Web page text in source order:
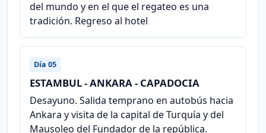
del mundo y en el que el regateo es una
tradición. Regreso al hotel
Día 05
ESTAMBUL - ANKARA - CAPADOCIA
Desayuno. Salida temprano en autobús hacia
Ankara y visita de la capital de Turquía y del
Mausoleo del Fundador de la república.